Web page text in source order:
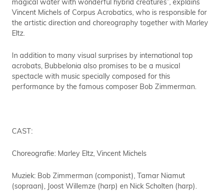
Vincent Michels of Corpus Acrobatics, who is responsible for
the artistic direction and choreography together with Marley
Eltz.
In addition to many visual surprises by international top
acrobats, Bubbelonia also promises to be a musical
spectacle with music specially composed for this
performance by the famous composer Bob Zimmerman.
CAST:
Choreografie: Marley Eltz, Vincent Michels
Muziek: Bob Zimmerman (componist), Tamar Niamut
(sopraan), Joost Willemze (harp) en Nick Scholten (harp).